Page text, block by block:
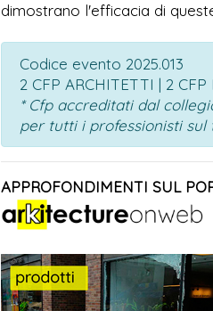
dimostrano l'efficacia di
Codice evento 2025.013
2 CFP ARCHITETTI | 2 CFP
* Cfp accreditati dal
per tutti i professionisti
APPROFONDIMENTI SUL